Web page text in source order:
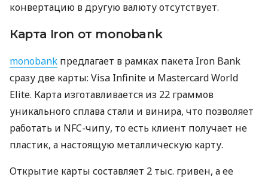
конвертацию в другую валюту отсутствует.
Карта Iron от monobank
monobank предлагает в рамках пакета Iron Bank
сразу две карты: Visa Infinite и Mastercard World
Elite. Карта изготавливается из 22 граммов
уникального сплава стали и винира, что позволяет
работать и NFC-чипу, то есть клиент получает не
пластик, а настоящую металлическую карту.
Открытие карты составляет 2 тыс. гривен, а ее